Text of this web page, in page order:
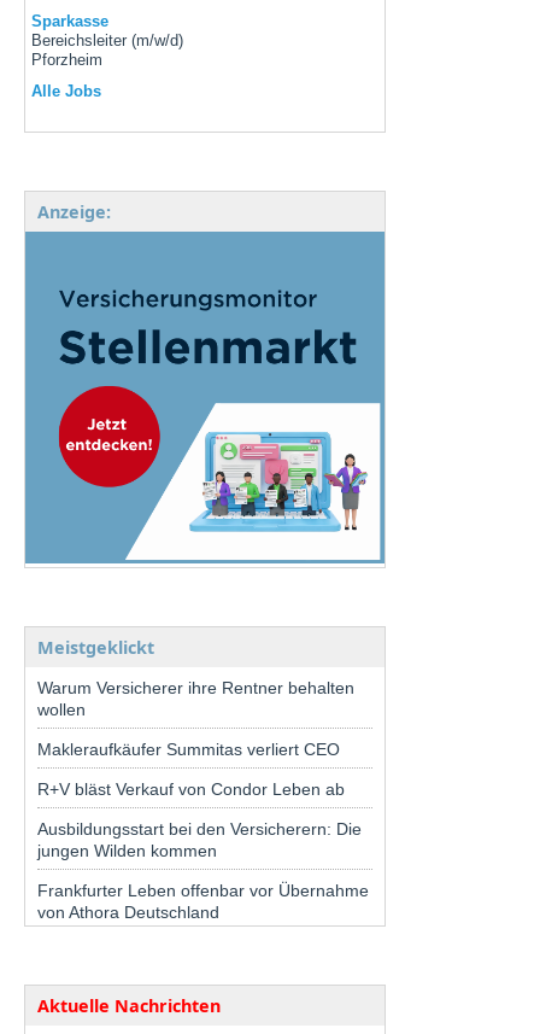
Sparkasse
Bereichsleiter (m/w/d)
Pforzheim
Alle Jobs
Anzeige:
Meistgeklickt
Warum Versicherer ihre Rentner behalten
wollen
Makleraufkäufer Summitas verliert CEO
R+V bläst Verkauf von Condor Leben ab
Ausbildungsstart bei den Versicherern: Die
jungen Wilden kommen
Frankfurter Leben offenbar vor Übernahme
von Athora Deutschland
Aktuelle Nachrichten